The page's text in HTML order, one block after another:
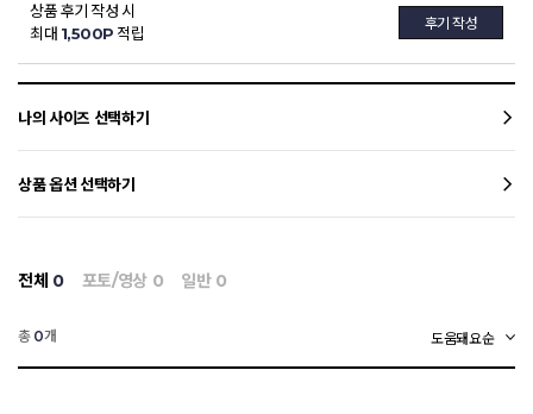
상품 후기 작성 시
최대 1,500P 적립
후기 작성
나의 사이즈 선택하기
상품 옵션 선택하기
전체 0 포토/영상 0 일반 0
총 0개